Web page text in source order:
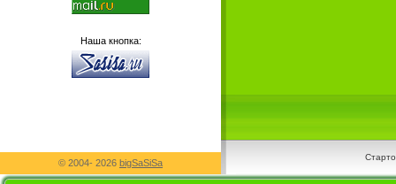
Наша кнопка:
© 2004- 2026 bigSaSiSa